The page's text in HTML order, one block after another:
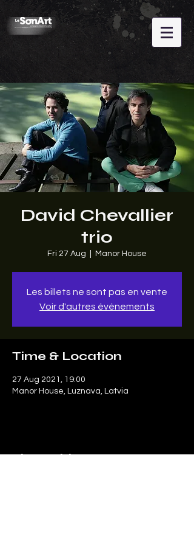
David Chevallier
trio
Fri 27 Aug Manor House
Les billets ne sont pas en vente
Voir d'autres événements
Time & Location
27 Aug 2021, 19:00
Manor House, Luznava, Latvia
Share this event